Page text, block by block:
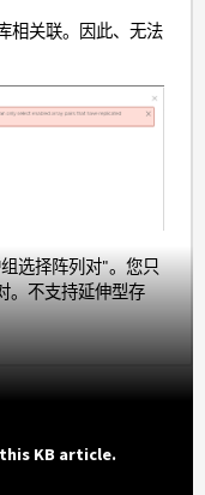
相关联。因此、无法
选择阵列对"。您只
。不支持延伸型存
KB article.